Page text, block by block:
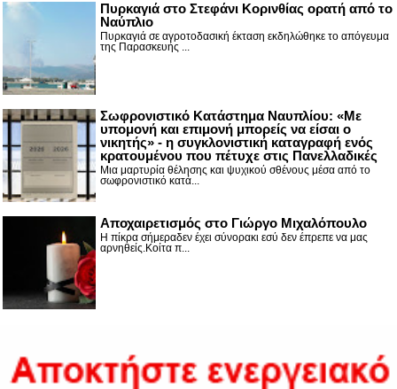
Πυρκαγιά στο Στεφάνι Κορινθίας ορατή από το
Ναύπλιο
Πυρκαγιά σε αγροτοδασική έκταση εκδηλώθηκε το απόγευμα
της Παρασκευής ...
Σωφρονιστικό Κατάστημα Ναυπλίου: «Με
υπομονή και επιμονή μπορείς να είσαι ο
νικητής» - η συγκλονιστική καταγραφή ενός
κρατουμένου που πέτυχε στις Πανελλαδικές
Μια μαρτυρία θέλησης και ψυχικού σθένους μέσα από το
σωφρονιστικό κατά...
Αποχαιρετισμός στο Γιώργο Μιχαλόπουλο
Η πίκρα σήμεραδεν έχει σύνορακι εσύ δεν έπρεπε να μας
αρνηθείς.Κοίτα π...